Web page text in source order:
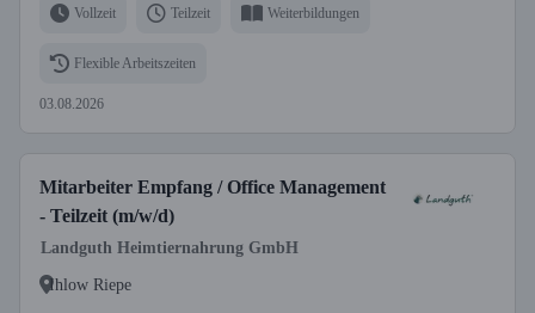
Vollzeit Teilzeit Weiterbildungen
Flexible Arbeitszeiten
03.08.2026
Mitarbeiter Empfang / Office Management
- Teilzeit (m/w/d)
Landguth Heimtiernahrung GmbH
Ihlow Riepe